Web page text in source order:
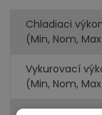
Chladiaci
(Min, Nom,
Vykurovací
(Min, Nom,